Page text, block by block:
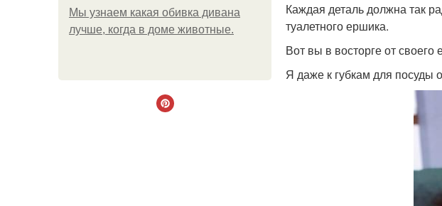
Мы узнаем какая обивка дивана
лучше, когда в доме животные.
Каждая деталь должна так
туалетного ершика.
Вот вы в восторге от своего
Я даже к губкам для посуды